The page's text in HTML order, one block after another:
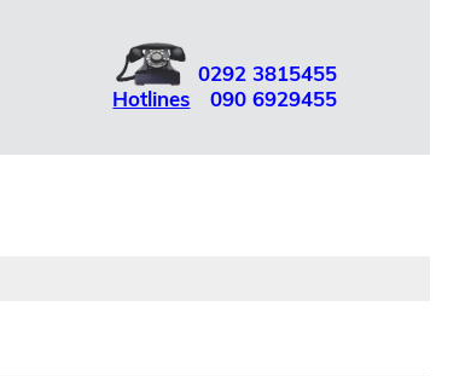
Hotlines
02923815455
090 6929455